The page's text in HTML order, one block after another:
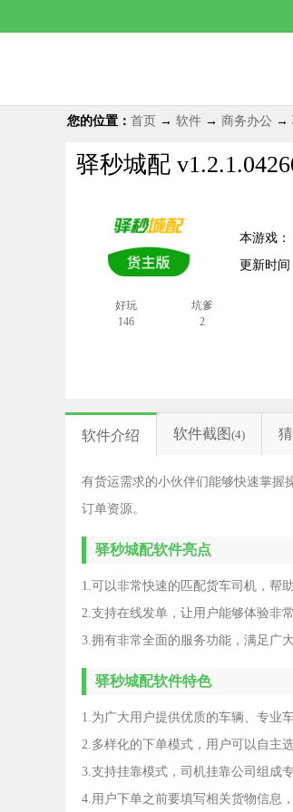
您的位置： 首页 → 软件 → 商务办公 →
驿秒城配
好玩
146
坑爹
2
本游戏：
更新时间
软件介绍 软件截图 (4)
有货运需求的小伙伴们能够快速掌握
订单资源。
驿秒城配软件亮点
1.可以非常快速的匹配货车司机，帮
2.支持在线发单，让用户能够体验非
3.拥有非常全面的服务功能，满足广
驿秒城配软件特色
1.为广大用户提供优质的车辆、专业
2.多样化的下单模式，用户可以自主
3.支持挂靠模式，司机挂靠公司组成
4.用户下单之前要填写相关货物信息